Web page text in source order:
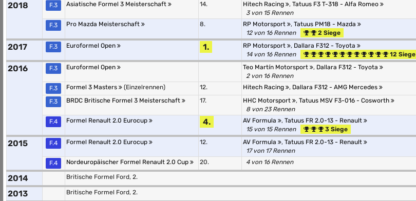
2018 F.3 Asiatische Formel 3 Meisterschaft 14. Hitech Racing , Tatuus F3 T-318 - Alfa Romeo
3 von 15 Rennen
F.3
Pro Mazda Meisterschaft 8. RP Motorsport , Tatuus PM18 - Mazda
12 von 16 Rennen
2 Siege
2017 F.3 Euroformel Open 1. RP Motorsport , Dallara F312 - Toyota
14 von 16 Rennen
12 Siege
2016 F.3 Euroformel Open Teo Martín Motorsport , Dallara F312 - Toyota
2 von 16 Rennen
F.3
Formel 3 Masters (Einzelrennen) 12. Hitech Racing , Dallara F312 - AMG Mercedes
F.3
BRDC Britische Formel 3 Meisterschaft 17. HHC Motorsport , Tatuus MSV F3-016 - Cosworth
8 von 23 Rennen
F.4
Formel Renault 2.0 Eurocup 4. AV Formula , Tatuus FR 2.0-13 - Renault
15 von 15 Rennen
3 Siege
2015 F.4 Formel Renault 2.0 Eurocup 12. AV Formula , Tatuus FR 2.0-13 - Renault
17 von 17 Rennen
F.4
Nordeuropäischer Formel Renault 2.0 Cup 20. 4 von 16 Rennen
2014 Britische Formel Ford, 2.
2013 Britische Formel Ford, 2.